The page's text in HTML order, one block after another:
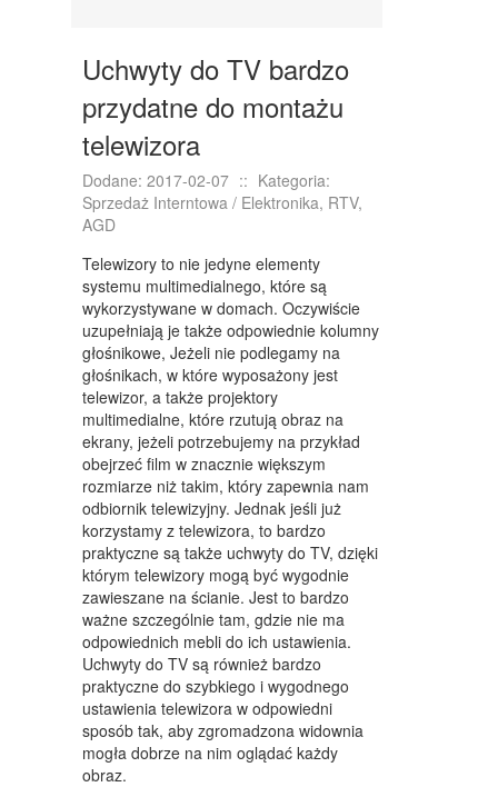
KSIĄŻKI, CZASOPISMA
BIŻUTERIA
DLA DZIECI
MEBLE
WYPOSAŻENIE WNĘTRZ
WYPOSAŻENIE ŁAZIENKI
ODZIEŻ
SPORT
ELEKTRONIKA, RTV, AGD
ART. DLA ZWIERZĄT
OGRÓD, ROŚLINY
CHEMIA
ART. SPOŻYWCZE
MATERIAŁY EKSPLOATACYJNE
INNE SKLEPY
SPRZĘT
Uchwyty do TV bardzo
przydatne do montażu
telewizora
Dodane: 2017-02-07 :: Kategoria:
Sprzedaż Interntowa / Elektronika, RTV,
AGD
Telewizory to nie jedyne elementy
systemu multimedialnego, które są
wykorzystywane w domach. Oczywiście
uzupełniają je także odpowiednie kolumny
głośnikowe, Jeżeli nie podlegamy na
głośnikach, w które wyposażony jest
telewizor, a także projektory
multimedialne, które rzutują obraz na
ekrany, jeżeli potrzebujemy na przykład
obejrzeć film w znacznie większym
rozmiarze niż takim, który zapewnia nam
odbiornik telewizyjny. Jednak jeśli już
korzystamy z telewizora, to bardzo
praktyczne są także uchwyty do TV, dzięki
którym telewizory mogą być wygodnie
zawieszane na ścianie. Jest to bardzo
ważne szczególnie tam, gdzie nie ma
odpowiednich mebli do ich ustawienia.
Uchwyty do TV są również bardzo
praktyczne do szybkiego i wygodnego
ustawienia telewizora w odpowiedni
sposób tak, aby zgromadzona widownia
mogła dobrze na nim oglądać każdy
obraz.